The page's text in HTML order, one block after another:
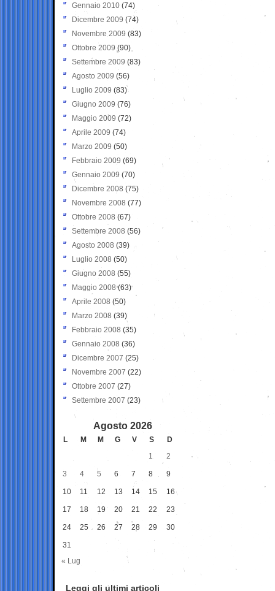
Gennaio 2010 (74)
Dicembre 2009 (74)
Novembre 2009 (83)
Ottobre 2009 (90)
Settembre 2009 (83)
Agosto 2009 (56)
Luglio 2009 (83)
Giugno 2009 (76)
Maggio 2009 (72)
Aprile 2009 (74)
Marzo 2009 (50)
Febbraio 2009 (69)
Gennaio 2009 (70)
Dicembre 2008 (75)
Novembre 2008 (77)
Ottobre 2008 (67)
Settembre 2008 (56)
Agosto 2008 (39)
Luglio 2008 (50)
Giugno 2008 (55)
Maggio 2008(63)
Aprile 2008 (50)
Marzo 2008 (39)
Febbraio 2008 (35)
Gennaio 2008 (36)
Dicembre 2007 (25)
Novembre 2007 (22)
Ottobre 2007 (27)
Settembre 2007 (23)
Agosto 2026
L M M G V S
D
1
2
3 4 5 6 7 8 9
10 11 12 13 14 15 16
17 18 19 20 21 22 23
24 25 26 27 28 29 30
31
« Lug
Leggi gli ultimi articoli